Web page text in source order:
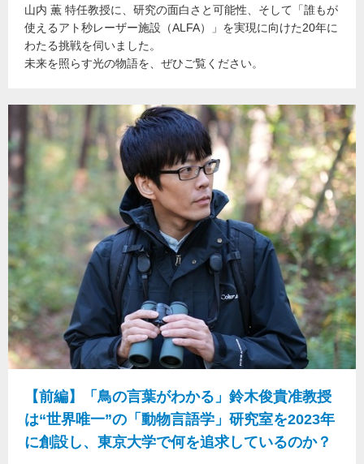
山内 薫 特任教授に、研究の面白さと可能性、そして「誰もが
使えるアト秒レーザー施設（ALFA）」を実現に向けた20年に
わたる挑戦を伺いました。
未来を照らす光の物語を、ぜひご覧ください。
【前編】「鳥の言葉がわかる」鈴木俊貴准教授
は“世界唯一”の「動物言語学」研究室を2023年
に創設し、東京大学で何を追求しているのか？